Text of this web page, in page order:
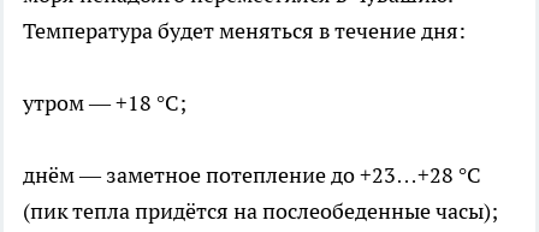
Температура будет меняться в течение дня:
утром — +18 °C;
днём — заметное потепление до +23…+28 °C
(пик тепла придётся на послеобеденные часы);